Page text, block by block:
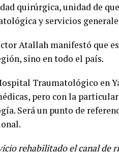
quirúrgica, unidad de
y servicios
Atallah manifestó que
sino en todo el país.
Traumatológico en
pero con la
Será un punto de
rehabilitado el canal de